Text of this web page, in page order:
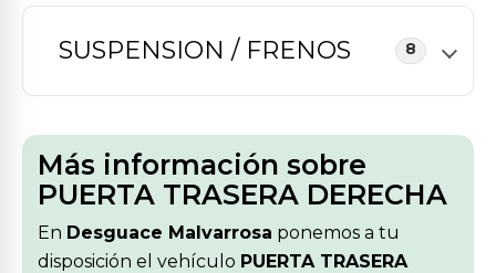
SUSPENSION / FRENOS 8
Más información sobre
PUERTA TRASERA DERECHA
En Desguace Malvarrosa ponemos a tu
disposición el vehículo PUERTA TRASERA